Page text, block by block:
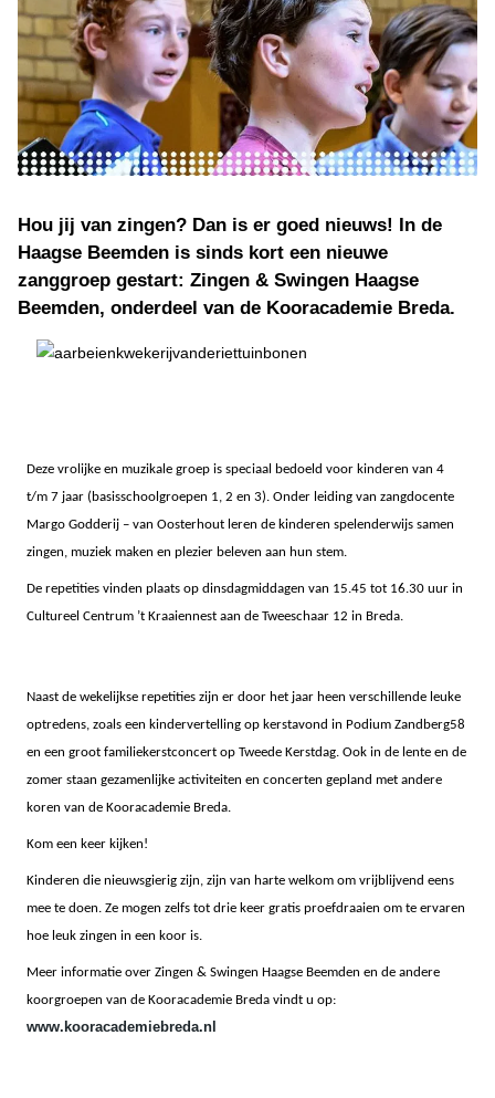
Hou jij van zingen? Dan is er goed nieuws! In de
Haagse Beemden is sinds kort een nieuwe
zanggroep gestart: Zingen & Swingen Haagse
Beemden, onderdeel van de Kooracademie Breda.
Deze vrolijke en muzikale groep is speciaal bedoeld voor kinderen van 4
t/m 7 jaar (basisschoolgroepen 1, 2 en 3). Onder leiding van zangdocente
Margo Godderij – van Oosterhout leren de kinderen spelenderwijs samen
zingen, muziek maken en plezier beleven aan hun stem.
De repetities vinden plaats op dinsdagmiddagen van 15.45 tot 16.30 uur in
Cultureel Centrum ’t Kraaiennest aan de Tweeschaar 12 in Breda.
Naast de wekelijkse repetities zijn er door het jaar heen verschillende leuke
optredens, zoals een kindervertelling op kerstavond in Podium Zandberg58
en een groot familiekerstconcert op Tweede Kerstdag. Ook in de lente en de
zomer staan gezamenlijke activiteiten en concerten gepland met andere
koren van de Kooracademie Breda.
Kom een keer kijken!
Kinderen die nieuwsgierig zijn, zijn van harte welkom om vrijblijvend eens
mee te doen. Ze mogen zelfs tot drie keer gratis proefdraaien om te ervaren
hoe leuk zingen in een koor is.
Meer informatie over Zingen & Swingen Haagse Beemden en de andere
koorgroepen van de Kooracademie Breda vindt u op:
www.kooracademiebreda.nl